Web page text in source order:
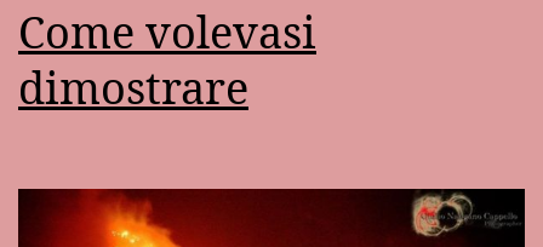
Come volevasi
dimostrare